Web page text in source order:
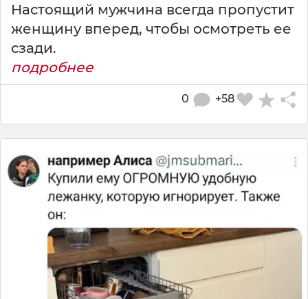
Настоящий мужчина всегда пропустит
женщину вперед, чтобы осмотреть ее
сзади.
подробнее
+58
0